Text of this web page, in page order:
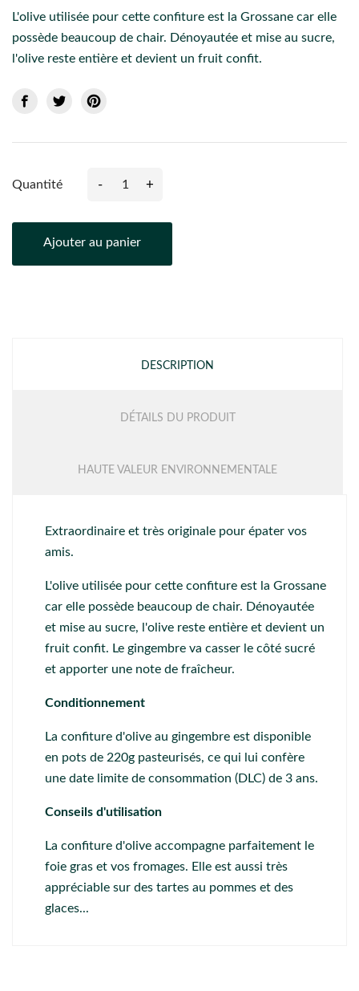
L'olive utilisée pour cette confiture est la Grossane car elle
possède beaucoup de chair. Dénoyautée et mise au sucre,
l'olive reste entière et devient un fruit confit.
Quantité - +
Ajouter au panier
DESCRIPTION
DÉTAILS DU PRODUIT
HAUTE VALEUR ENVIRONNEMENTALE
Extraordinaire et très originale pour épater vos
amis.
L'olive utilisée pour cette confiture est la Grossane
car elle possède beaucoup de chair. Dénoyautée
et mise au sucre, l'olive reste entière et devient un
fruit confit. Le gingembre va casser le côté sucré
et apporter une note de fraîcheur.
Conditionnement
La confiture d'olive au gingembre est disponible
en pots de 220g pasteurisés, ce qui lui confère
une date limite de consommation (DLC) de 3 ans.
Conseils d'utilisation
La confiture d'olive accompagne parfaitement le
foie gras et vos fromages. Elle est aussi très
appréciable sur des tartes au pommes et des
glaces...